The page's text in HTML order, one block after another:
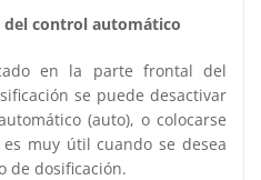
del control automático
en la parte frontal del
se puede desactivar
(auto), o colocarse
muy útil cuando se desea
de dosificación.